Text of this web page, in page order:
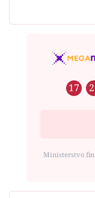
17
Ministerstvo